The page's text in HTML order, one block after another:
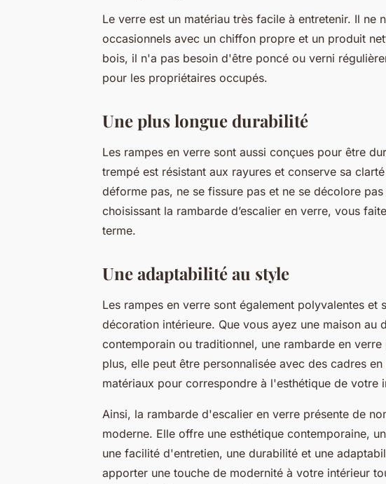
Le verre est un matériau très facile à entretenir. Il ne
occasionnels avec un chiffon propre et un produit
bois, il n'a pas besoin d'être poncé ou verni
pour les propriétaires occupés.
Une plus longue durabilité
Les rampes en verre sont aussi conçues pour être
trempé est résistant aux rayures et conserve sa
déforme pas, ne se fissure pas et ne se décolore
choisissant la rambarde d’escalier en verre, vous
terme.
Une adaptabilité au style
Les rampes en verre sont également polyvalentes et
décoration intérieure. Que vous ayez une maison au
contemporain ou traditionnel, une rambarde en
plus, elle peut être personnalisée avec des cadres
matériaux pour correspondre à l'esthétique de votre
Ainsi, la rambarde d'escalier en verre présente de
moderne. Elle offre une esthétique contemporaine,
une facilité d'entretien, une durabilité et une
apporter une touche de modernité à votre intérieur